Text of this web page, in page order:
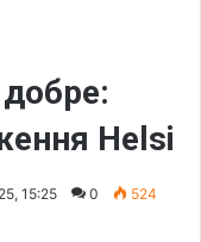
Helsi
15:25 0 524